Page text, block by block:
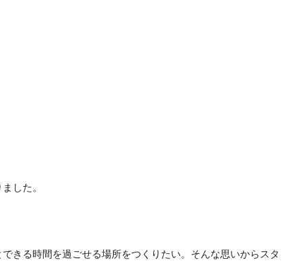
した。
きる時間を過ごせる場所をつくりたい。そんな思いからスタ